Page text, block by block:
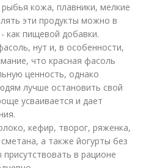
кожа, плавники, мелкие
эти продукты можно в
как пищевой добавки.
нут и, в особенности,
что красная фасоль
ценность, однако
лучше остановить свой
усваивается и дает
кефир, творог, ряженка,
а также йогурты без
в рационе